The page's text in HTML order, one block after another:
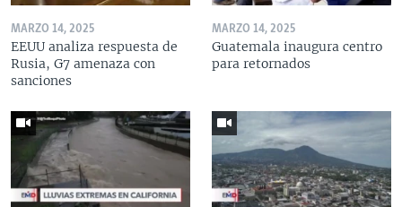
MARZO 14, 2025
EEUU analiza respuesta de
Rusia, G7 amenaza con
sanciones
MARZO 14, 2025
Guatemala inaugura centro
para retornados